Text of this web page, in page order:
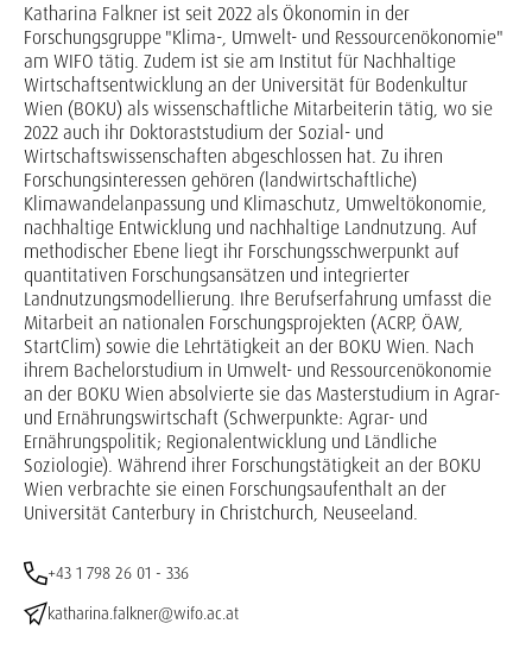
Katharina Falkner ist seit 2022 als Ökonomin in der
Forschungsgruppe "Klima-, Umwelt- und Ressourcenökonomie"
am WIFO tätig. Zudem ist sie am Institut für Nachhaltige
Wirtschaftsentwicklung an der Universität für Bodenkultur
Wien (BOKU) als wissenschaftliche Mitarbeiterin tätig, wo sie
2022 auch ihr Doktoraststudium der Sozial- und
Wirtschaftswissenschaften abgeschlossen hat. Zu ihren
Forschungsinteressen gehören (landwirtschaftliche)
Klimawandelanpassung und Klimaschutz, Umweltökonomie,
nachhaltige Entwicklung und nachhaltige Landnutzung. Auf
methodischer Ebene liegt ihr Forschungsschwerpunkt auf
quantitativen Forschungsansätzen und integrierter
Landnutzungsmodellierung. Ihre Berufserfahrung umfasst die
Mitarbeit an nationalen Forschungsprojekten (ACRP, ÖAW,
StartClim) sowie die Lehrtätigkeit an der BOKU Wien. Nach
ihrem Bachelorstudium in Umwelt- und Ressourcenökonomie
an der BOKU Wien absolvierte sie das Masterstudium in Agrar-
und Ernährungswirtschaft (Schwerpunkte: Agrar- und
Ernährungspolitik; Regionalentwicklung und Ländliche
Soziologie). Während ihrer Forschungstätigkeit an der BOKU
Wien verbrachte sie einen Forschungsaufenthalt an der
Universität Canterbury in Christchurch, Neuseeland.
+43 1 798 26 01 - 336
katharina.falkner@wifo.ac.at